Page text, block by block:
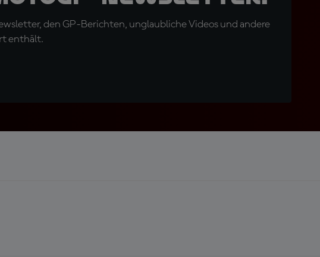
den GP-Berichten, unglaubliche Videos und andere
enthält.